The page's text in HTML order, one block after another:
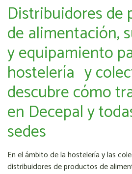
Distribuidores de
de alimentación,
y equipamiento
hostelería y
descubre cómo
en Decepal y
sedes
En el ámbito de la hostelería y las
distribuidores de productos de